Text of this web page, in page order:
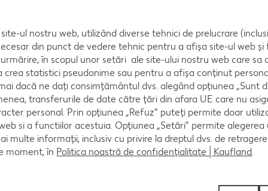
şi sotaţi-le şi pe acestea. Puneţi şi pulpa de
8-10 minute cu capac.
Asezonaţi sosul cu sare, piper, verdeţuri şi zahăr,
în capul de monstru din dovleac şi serviţi.
ul nostru web, utilizând diverse tehnici de prelucrare
din punct de vedere tehnic pentru a afișa site-ul web și
în scopul unor setări ale site-ului nostru web care
crea statistici pseudonime sau pentru a afișa conținut
dacă ne dați consimțământul dvs. alegând opțiunea „Sunt
transferurile de date către țări din afara UE care nu
personal. Prin opțiunea „Refuz” puteți permite doar
si a functiilor acestuia. Opțiunea „Setări” permite
multe informații, inclusiv cu privire la dreptul dvs. de
moment, în Politica noastră de confidențialitate | Kaufland